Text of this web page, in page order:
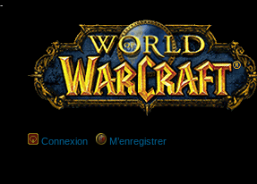
-
Connexion M’enregistrer